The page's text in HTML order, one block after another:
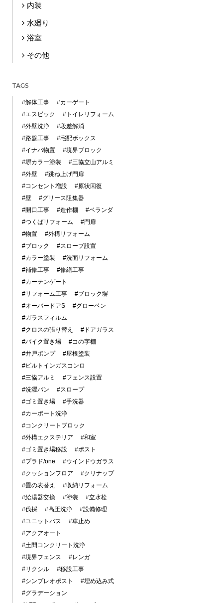
内装
水廻り
浴室
その他
TAGS
#解体工事
#カーゲート
#エスビック
#トイレリフォーム
#外壁洗浄
#段差解消
#路盤工事
#宅配ボックス
#イナバ物置
#境界ブロック
#塀カラー塗装
#三協立山アルミ
#外壁
#跳ね上げ門扉
#コンセント増設
#原状回復
#壁
#グリース阻集器
#開口工事
#造作棚
#ベランダ
#つくばリフォーム
#門扉
#物置
#外構リフォーム
#ブロック
#スロープ設置
#カラー塗装
#洗面リフォーム
#補修工事
#修繕工事
#カーテンゲート
#リフォーム工事
#ブロック塀
#オーバードアS
#グローベン
#ガラスフィルム
#クロスの張り替え
#ドアガラス
#バイク置き場
#コの字棚
#井戸ポンプ
#屋根塗装
#ビルトインガスコンロ
#三協アルミ
#フェンス設置
#洗濯パン
#スロープ
#ゴミ置き場
#手洗器
#カーポート洗浄
#コンクリートブロック
#外構エクステリア
#和室
#ゴミ置き場移設
#ポスト
#プラド/one
#ウインドウガラス
#クッションフロア
#クリナップ
#畳の表替え
#収納リフォーム
#給湯器交換
#塗装
#立水栓
#伐採
#高圧洗浄
#設備修理
#ユニットバス
#車止め
#アクアオート
#土間コンクリート洗浄
#境界フェンス
#レンガ
#リクシル
#移設工事
#シンプレオポスト
#埋め込み式
#グラデーション